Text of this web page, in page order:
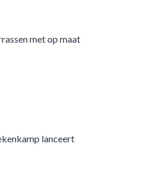
met op maat
lanceert